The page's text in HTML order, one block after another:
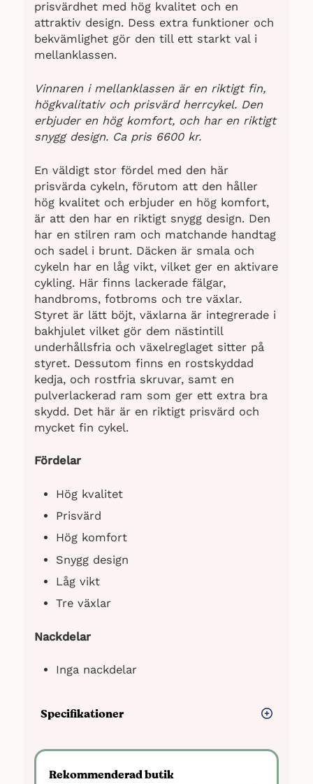
prisvärdhet med hög kvalitet och en
attraktiv design. Dess extra funktioner och
bekvämlighet gör den till ett starkt val i
mellanklassen.
Vinnaren i mellanklassen är en riktigt fin,
högkvalitativ och prisvärd herrcykel. Den
erbjuder en hög komfort, och har en riktigt
snygg design. Ca pris 6600 kr.
En väldigt stor fördel med den här
prisvärda cykeln, förutom att den håller
hög kvalitet och erbjuder en hög komfort,
är att den har en riktigt snygg design. Den
har en stilren ram och matchande handtag
och sadel i brunt. Däcken är smala och
cykeln har en låg vikt, vilket ger en aktivare
cykling. Här finns lackerade fälgar,
handbroms, fotbroms och tre växlar.
Styret är lätt böjt, växlarna är integrerade i
bakhjulet vilket gör dem nästintill
underhållsfria och växelreglaget sitter på
styret. Dessutom finns en rostskyddad
kedja, och rostfria skruvar, samt en
pulverlackerad ram som ger ett extra bra
skydd. Det här är en riktigt prisvärd och
mycket fin cykel.
Fördelar
Hög kvalitet
Prisvärd
Hög komfort
Snygg design
Låg vikt
Tre växlar
Nackdelar
Inga nackdelar
Specifikationer
Rekommenderad butik